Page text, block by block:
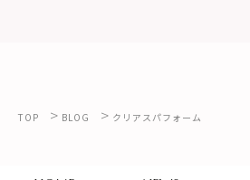
TOP > BLOG > クリアスパフォーム